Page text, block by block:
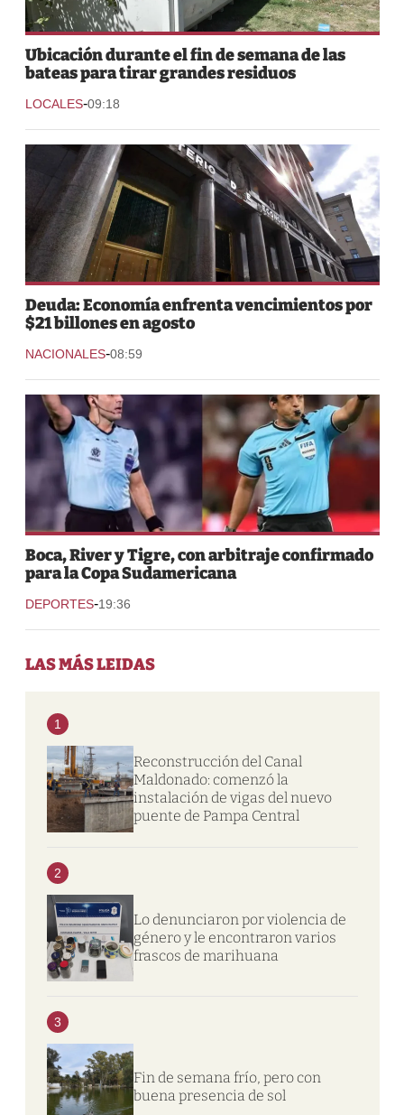
Ubicación durante el fin de semana de las
bateas para tirar grandes residuos
LOCALES-09:18
Deuda: Economía enfrenta vencimientos por
$21 billones en agosto
NACIONALES-08:59
Boca, River y Tigre, con arbitraje confirmado
para la Copa Sudamericana
DEPORTES-19:36
LAS MÁS LEIDAS
1
Reconstrucción del Canal
Maldonado: comenzó la
instalación de vigas del nuevo
puente de Pampa Central
2
Lo denunciaron por violencia de
género y le encontraron varios
frascos de marihuana
3
Fin de semana frío, pero con
buena presencia de sol